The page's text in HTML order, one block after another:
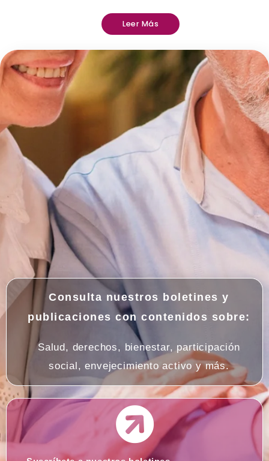
Leer Más
Consulta nuestros boletines y
publicaciones con contenidos sobre:
Salud, derechos, bienestar, participación
social, envejecimiento activo y más.